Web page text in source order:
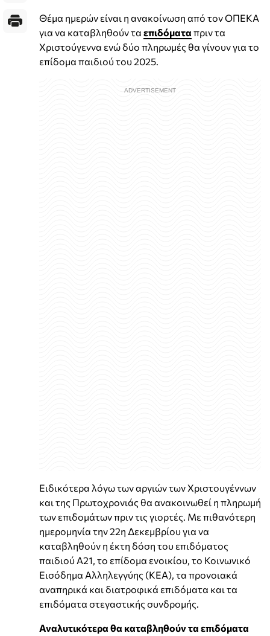
Θέμα ημερών είναι η ανακοίνωση από τον ΟΠΕΚΑ
για να καταβληθούν τα επιδόματα πριν τα
Χριστούγεννα ενώ δύο πληρωμές θα γίνουν για το
επίδομα παιδιού του 2025.
Ειδικότερα λόγω των αργιών των Χριστουγέννων
και της Πρωτοχρονιάς θα ανακοινωθεί η πληρωμή
των επιδομάτων πριν τις γιορτές. Με πιθανότερη
ημερομηνία την 22η Δεκεμβρίου για να
καταβληθούν η έκτη δόση του επιδόματος
παιδιού Α21, το επίδομα ενοικίου, το Κοινωνικό
Εισόδημα Αλληλεγγύης (ΚΕΑ), τα προνοιακά
αναπηρικά και διατροφικά επιδόματα και τα
επιδόματα στεγαστικής συνδρομής.
Αναλυτικότερα θα καταβληθούν τα επιδόματα